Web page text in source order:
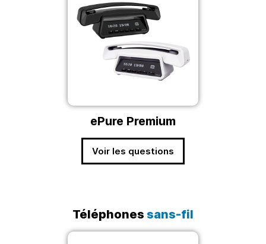
ePure Premium
Voir les questions
Téléphones sans-fil